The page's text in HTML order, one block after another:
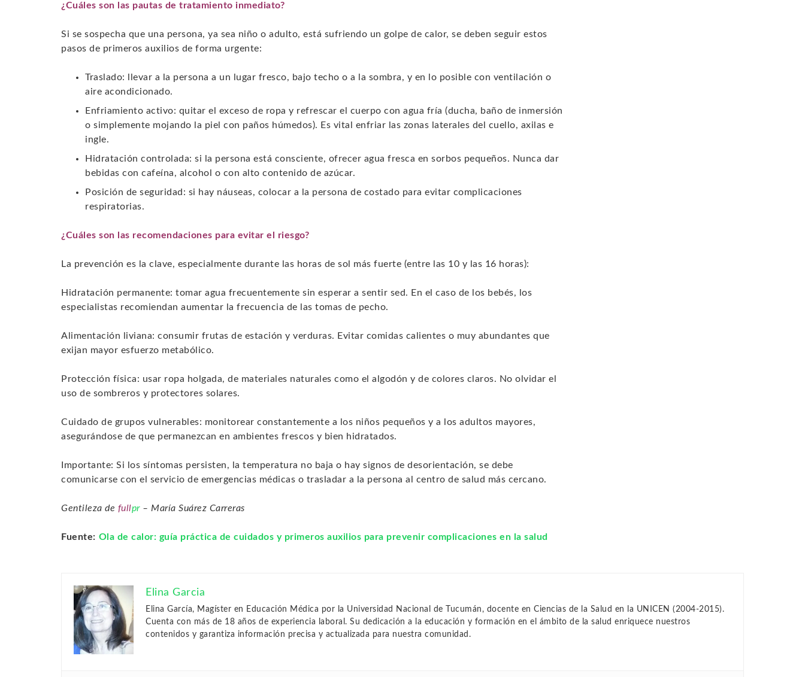
¿Cuáles son las pautas de tratamiento inmediato?
Si se sospecha que una persona, ya sea niño o adulto, está sufriendo un golpe de calor, se deben seguir estos
pasos de primeros auxilios de forma urgente:
Traslado: llevar a la persona a un lugar fresco, bajo techo o a la sombra, y en lo posible con ventilación o
aire acondicionado.
Enfriamiento activo: quitar el exceso de ropa y refrescar el cuerpo con agua fría (ducha, baño de inmersión
o simplemente mojando la piel con paños húmedos). Es vital enfriar las zonas laterales del cuello, axilas e
ingle.
Hidratación controlada: si la persona está consciente, ofrecer agua fresca en sorbos pequeños. Nunca dar
bebidas con cafeína, alcohol o con alto contenido de azúcar.
Posición de seguridad: si hay náuseas, colocar a la persona de costado para evitar complicaciones
respiratorias.
¿Cuáles son las recomendaciones para evitar el riesgo?
La prevención es la clave, especialmente durante las horas de sol más fuerte (entre las 10 y las 16 horas):
Hidratación permanente: tomar agua frecuentemente sin esperar a sentir sed. En el caso de los bebés, los
especialistas recomiendan aumentar la frecuencia de las tomas de pecho.
Alimentación liviana: consumir frutas de estación y verduras. Evitar comidas calientes o muy abundantes que
exijan mayor esfuerzo metabólico.
Protección física: usar ropa holgada, de materiales naturales como el algodón y de colores claros. No olvidar el
uso de sombreros y protectores solares.
Cuidado de grupos vulnerables: monitorear constantemente a los niños pequeños y a los adultos mayores,
asegurándose de que permanezcan en ambientes frescos y bien hidratados.
Importante: Si los síntomas persisten, la temperatura no baja o hay signos de desorientación, se debe
comunicarse con el servicio de emergencias médicas o trasladar a la persona al centro de salud más cercano.
Gentileza de fullpr– María Suárez Carreras
Fuente: Ola de calor: guía práctica de cuidados y primeros auxilios para prevenir complicaciones en la salud
Elina Garcia
Elina García, Magíster en Educación Médica por la Universidad Nacional de Tucumán, docente en Ciencias de la Salud en la UNICEN (2004-2015).
Cuenta con más de 18 años de experiencia laboral. Su dedicación a la educación y formación en el ámbito de la salud enriquece nuestros
contenidos y garantiza información precisa y actualizada para nuestra comunidad.